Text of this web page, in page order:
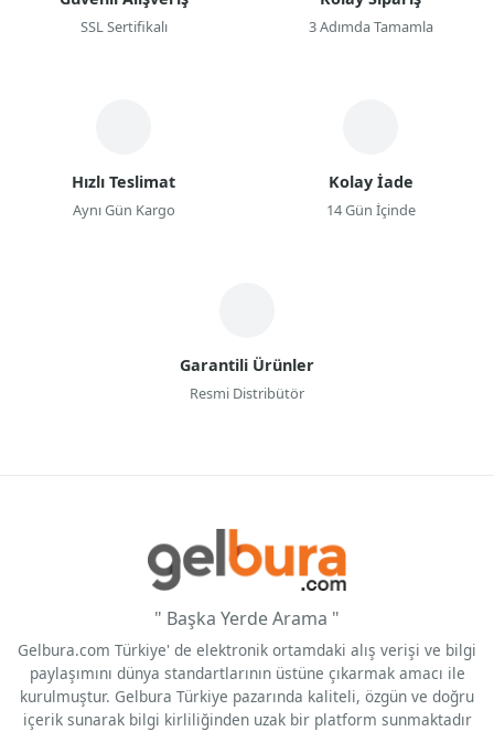
SSL Sertifikalı 3 Adımda Tamamla
Hızlı Teslimat
Aynı Gün Kargo
Kolay İade
14 Gün İçinde
Garantili Ürünler
Resmi Distribütör
" Başka Yerde Arama "
Gelbura.com Türkiye' de elektronik ortamdaki alış verişi ve bilgi
paylaşımını dünya standartlarının üstüne çıkarmak amacı ile
kurulmuştur. Gelbura Türkiye pazarında kaliteli, özgün ve doğru
içerik sunarak bilgi kirliliğinden uzak bir platform sunmaktadır